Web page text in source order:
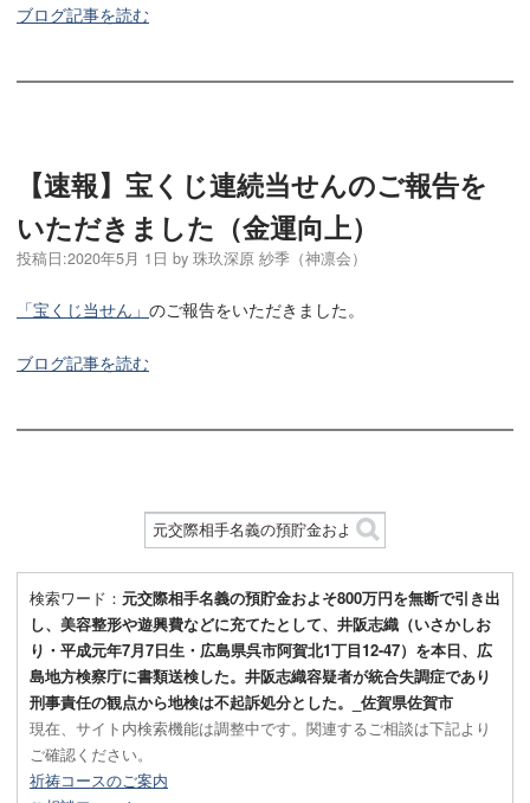
ブログ記事を読む
【速報】宝くじ連続当せんのご報告を
いただきました（金運向上）
投稿日:2020年5月 1日 by 珠玖深原 紗季（神凛会）
「宝くじ当せん」 のご報告をいただきました。
ブログ記事を読む
検索ワード： 元交際相手名義の預貯金およそ800万円を無断で引き出
し、美容整形や遊興費などに充てたとして、井阪志織（いさかしお
り・平成元年7月7日生・広島県呉市阿賀北1丁目12-47）を本日、広
島地方検察庁に書類送検した。井阪志織容疑者が統合失調症であり
刑事責任の観点から地検は不起訴処分とした。_佐賀県佐賀市
現在、サイト内検索機能は調整中です。関連するご相談は下記より
ご確認ください。
祈祷コースのご案内